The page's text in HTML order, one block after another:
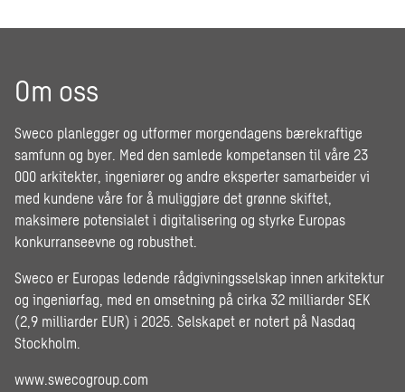
Om oss
Sweco planlegger og utformer morgendagens bærekraftige
samfunn og byer. Med den samlede kompetansen til våre 23
000 arkitekter, ingeniører og andre eksperter samarbeider vi
med kundene våre for å muliggjøre det grønne skiftet,
maksimere potensialet i digitalisering og styrke Europas
konkurranseevne og robusthet.
Sweco er Europas ledende rådgivningsselskap innen arkitektur
og ingeniørfag, med en omsetning på cirka 32 milliarder SEK
(2,9 milliarder EUR) i 2025. Selskapet er notert på Nasdaq
Stockholm.
www.swecogroup.com